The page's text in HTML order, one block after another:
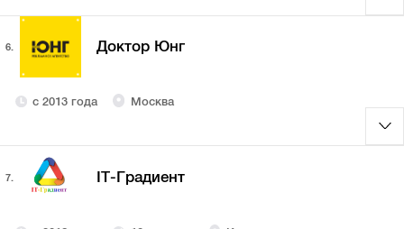
6. Доктор Юнг
с 2013 года Москва
7. IT-Градиент